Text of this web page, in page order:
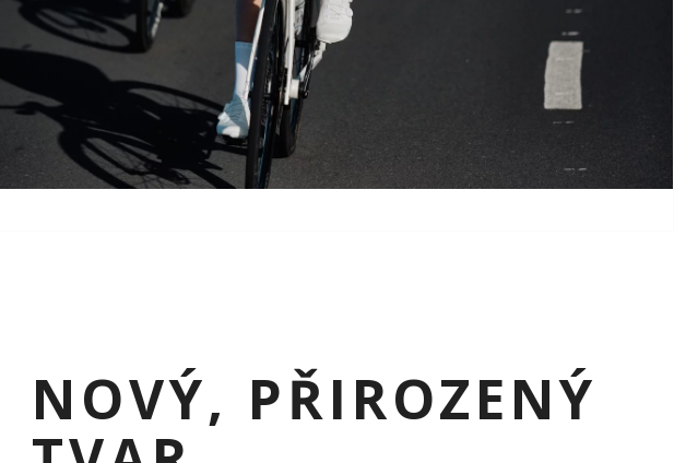
NOVÝ, PŘIROZENÝ